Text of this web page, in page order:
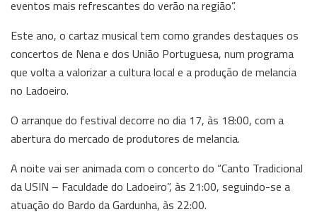
eventos mais refrescantes do verão na região”.
Este ano, o cartaz musical tem como grandes destaques os
concertos de Nena e dos União Portuguesa, num programa
que volta a valorizar a cultura local e a produção de melancia
no Ladoeiro.
O arranque do festival decorre no dia 17, às 18:00, com a
abertura do mercado de produtores de melancia.
A noite vai ser animada com o concerto do “Canto Tradicional
da USIN – Faculdade do Ladoeiro”, às 21:00, seguindo-se a
atuação do Bardo da Gardunha, às 22:00.